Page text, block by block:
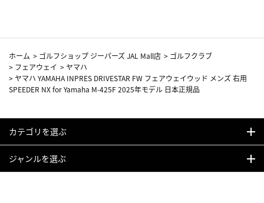
ホーム > ゴルフショップ ジーパーズ JAL Mall店 > ゴルフクラブ
> フェアウェイ >ヤマハ
>ヤマハ YAMAHA INPRES DRIVESTAR FW フェアウェイウッド メンズ 右用
SPEEDER NX for Yamaha M-425F 2025年モデル 日本正規品
カテゴリを選ぶ
ジャンルを選ぶ